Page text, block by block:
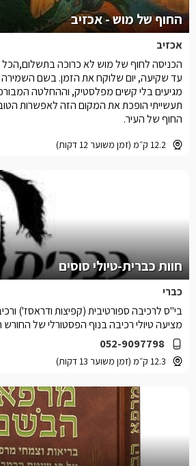
החוף של מוש - אכזיב
אכזיב
12.2 ק״מ (זמן משוער 12 דקות)
הכניסה לחוף של מוש לא כרוכה
עד שקיעה, יום שלוקח את הזמן. בשם
מגיעים בלי קשים מפלסטיק, וההחלטה
תעשייתי הופכת את המקום הזה לאפשרות
החוף של העיר.
חוות כברית-טיולי סוסים
כברי
052-9097798
12.3 ק״מ (זמן משוער 13 דקות)
בי"ס לרכיבה ספורטיבית (קפיצות ודראסז')
מציעה טיולי רכיבה בנוף הפסטורלי של החורש